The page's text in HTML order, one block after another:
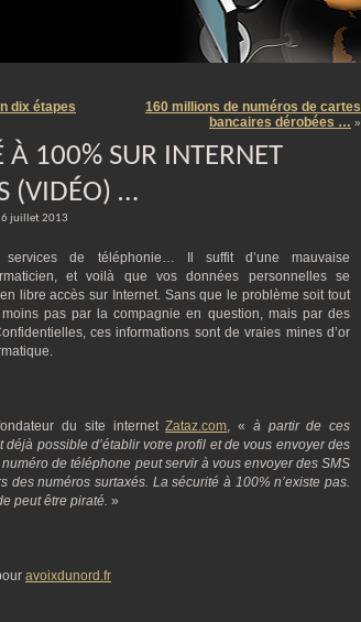
dix étapes
160 millions de numéros de cartes
bancaires dérobées … »
À 100% SUR INTERNET
(VIDÉO) …
juillet 2013
services de téléphonie… Il suffit d’une mauvaise
et voilà que vos données personnelles se
libre accès sur Internet. Sans que le problème soit tout
pas par la compagnie en question, mais par des
ces informations sont de vraies mines d’or
du site internetZataz.com, « à partir de ces
déjà possible d’établir votre profil et de vous envoyer des
de téléphone peut servir à vous envoyer des SMS
des numéros surtaxés. La sécurité à 100% n’existe pas.
peut être piraté. »
avoixdunord.fr